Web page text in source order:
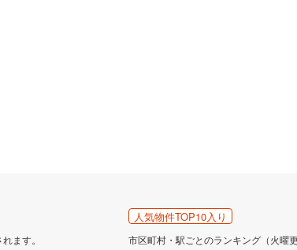
ます。
人気物件TOP10入り
市区町村・駅ごとのランキング（火曜